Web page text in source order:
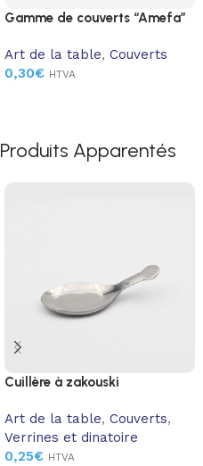
Gamme de couverts “Amefa”
Art de la table, Couverts
0,30€ HTVA
Produits Apparentés
Cuillère à zakouski
Art de la table, Couverts,
Verrines et dinatoire
0,25€ HTVA